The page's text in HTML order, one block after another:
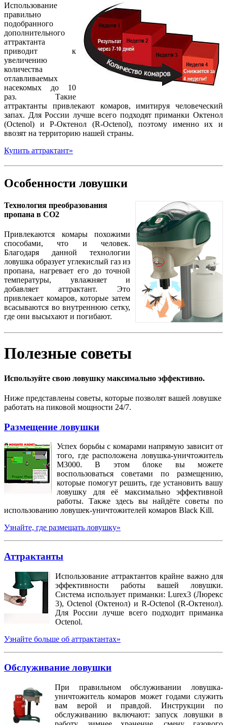
Использование
правильно
подобранного
дополнительного
аттрактанта
приводит к
увеличению
количества
отлавливаемых
насекомых до 10
раз. Такие
аттрактанты привлекают комаров, имитируя человеческий
запах. Для России лучше всего подходят приманки Октенол
(Octenol) и Р-Октенол (R-Octenol), поэтому именно их и
ввозят на территорию нашей страны.
Купить аттрактант»
Особенности ловушки
Технология преобразования
пропана в CO2
Привлекаются комары похожими
способами, что и человек.
Благодаря данной технологии
ловушка образует углекислый газ из
пропана, нагревает его до точной
температуры, увлажняет и
добавляет аттрактант. Это
привлекает комаров, которые затем
всасываются во внутреннюю сетку,
где они высыхают и погибают.
Полезные советы
Используйте свою ловушку максимально эффективно.
Ниже представлены советы, которые позволят вашей ловушке
работать на пиковой мощности 24/7.
Размещение ловушки
Успех борьбы с комарами напрямую зависит от
того, где расположена ловушка-уничтожитель
M3000. В этом блоке вы можете
воспользоваться советами по размещению,
которые помогут решить, где установить вашу
ловушку для её максимально эффективной
работы. Также здесь вы найдёте советы по
использованию ловушек-уничтожителей комаров Black Kill.
Узнайте, где размещать ловушку»
Аттрактанты
Использование аттрактантов крайне важно для
эффективности работы вашей ловушки.
Система использует приманки: Lurex3 (Люрекс
3),Octenol (Октенол) и R-Octenol (R-Октенол).
Для России лучше всего подходит приманка
Octenol.
Узнайте больше об аттрактантах»
Обслуживание ловушки
При правильном обслуживании ловушка-
уничтожитель комаров может годами служить
вам верой и правдой. Инструкции по
обслуживанию включают: запуск ловушки в